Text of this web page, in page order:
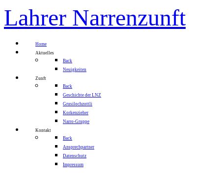
Lahrer Narrenzunft
Home
Aktuelles
Back
Neuigkeiten
Zunft
Back
Geschichte der LNZ
Grusilochzottli
Korkenzieher
Narro-Gruppe
Kontakt
Back
Ansprechpartner
Datenschutz
Impressum